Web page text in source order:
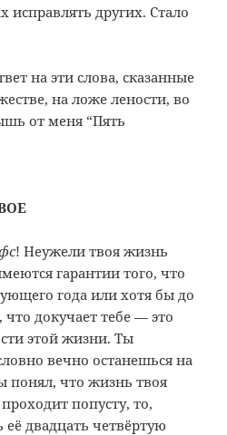
исправлять других. Стало
на эти слова, сказанные
на ложе лености, во
от меня “Пять
! Неужели твоя жизнь
гарантии того, что
года или хотя бы до
докучает тебе — это
этой жизни. Ты
вечно останешься на
понял, что жизнь твоя
попусту, то,
двадцать четвёртую